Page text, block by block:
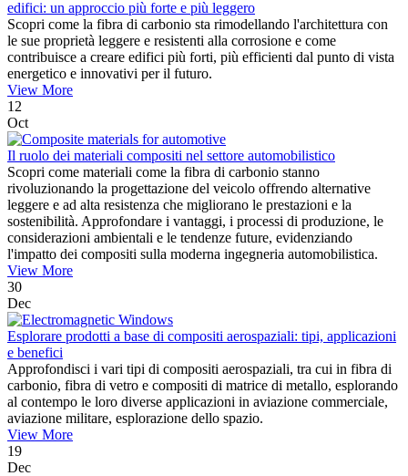
edifici: un approccio più forte e più leggero
Scopri come la fibra di carbonio sta rimodellando l'architettura con
le sue proprietà leggere e resistenti alla corrosione e come
contribuisce a creare edifici più forti, più efficienti dal punto di vista
energetico e innovativi per il futuro.
View More
12
Oct
Il ruolo dei materiali compositi nel settore automobilistico
Scopri come materiali come la fibra di carbonio stanno
rivoluzionando la progettazione del veicolo offrendo alternative
leggere e ad alta resistenza che migliorano le prestazioni e la
sostenibilità. Approfondare i vantaggi, i processi di produzione, le
considerazioni ambientali e le tendenze future, evidenziando
l'impatto dei compositi sulla moderna ingegneria automobilistica.
View More
30
Dec
Esplorare prodotti a base di compositi aerospaziali: tipi, applicazioni
e benefici
Approfondisci i vari tipi di compositi aerospaziali, tra cui in fibra di
carbonio, fibra di vetro e compositi di matrice di metallo, esplorando
al contempo le loro diverse applicazioni in aviazione commerciale,
aviazione militare, esplorazione dello spazio.
View More
19
Dec